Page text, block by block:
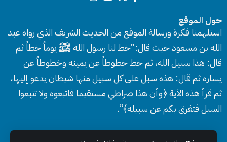
حول الموقع
استلهمنا فكرة ورسالة الموقع من الحديث الشريف الذي رواه عبد
الله بن مسعود حيث قال:”خط لنا رسول الله ﷺ يوماً خطاً ثم
قال: هذا سبيل الله، ثم خط خطوطاً عن يمينه وخطوطاً عن
يساره ثم قال: هذه سبل على كل سبيل منها شيطان يدعو إليها،
ثم قرأ هذه الآية ﴿وأن هذا صراطي مستقيما فاتبعوه ولا تتبعوا
السبل فتفرق بكم عن سبيله﴾”.